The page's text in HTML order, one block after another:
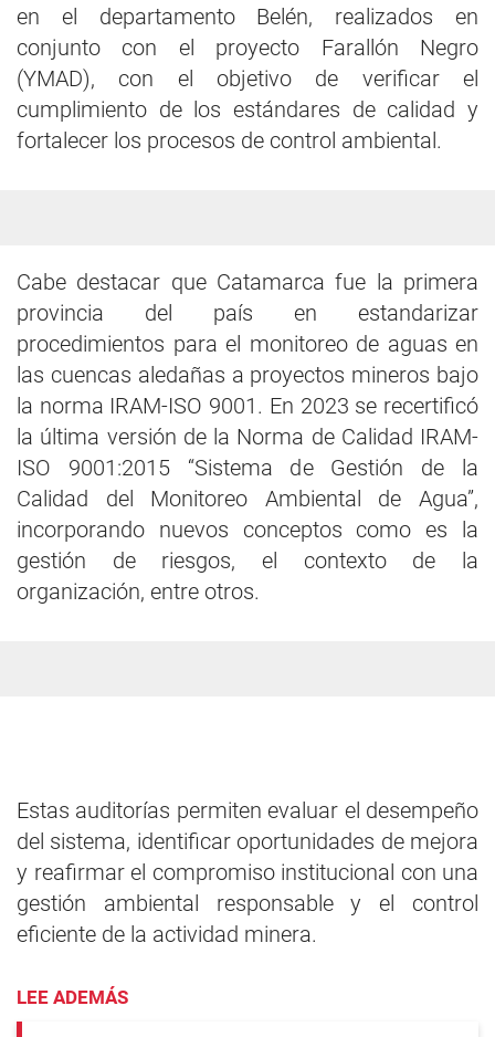
en el departamento Belén, realizados en
conjunto con el proyecto Farallón Negro
(YMAD), con el objetivo de verificar el
cumplimiento de los estándares de calidad y
fortalecer los procesos de control ambiental.
Cabe destacar que Catamarca fue la primera
provincia del país en estandarizar
procedimientos para el monitoreo de aguas en
las cuencas aledañas a proyectos mineros bajo
la norma IRAM-ISO 9001. En 2023 se recertificó
la última versión de la Norma de Calidad IRAM-
ISO 9001:2015 “Sistema de Gestión de la
Calidad del Monitoreo Ambiental de Agua”,
incorporando nuevos conceptos como es la
gestión de riesgos, el contexto de la
organización, entre otros.
Estas auditorías permiten evaluar el desempeño
del sistema, identificar oportunidades de mejora
y reafirmar el compromiso institucional con una
gestión ambiental responsable y el control
eficiente de la actividad minera.
LEE ADEMÁS